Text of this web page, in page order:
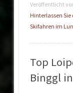
Veröffentlicht
Hinterlassen
Skifahren im
Top
Binggl